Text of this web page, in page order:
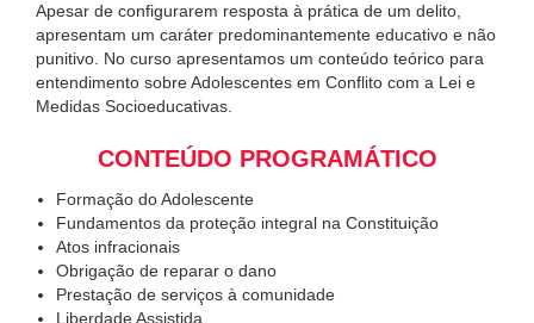
Apesar de configurarem resposta à prática de um delito,
apresentam um caráter predominantemente educativo e não
punitivo. No curso apresentamos um conteúdo teórico para
entendimento sobre Adolescentes em Conflito com a Lei e
Medidas Socioeducativas.
CONTEÚDO PROGRAMÁTICO
Formação do Adolescente
Fundamentos da proteção integral na Constituição
Atos infracionais
Obrigação de reparar o dano
Prestação de serviços à comunidade
Liberdade Assistida